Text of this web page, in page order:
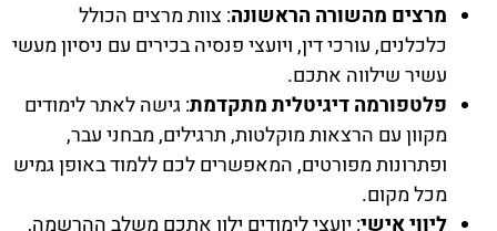
מרצים מהשורה הראשונה: צוות מרצים הכולל
כלכלנים, עורכי דין, ויועצי פנסיה בכירים עם ניסיון מעשי
עשיר שילווה אתכם.
פלטפורמה דיגיטלית מתקדמת: גישה לאתר לימודים
מקוון עם הרצאות מוקלטות, תרגילים, מבחני עבר,
ופתרונות מפורטים, המאפשרים לכם ללמוד באופן גמיש
מכל מקום.
ליווי אישי: יועצי לימודים ילוו אתכם משלב ההרשמה,